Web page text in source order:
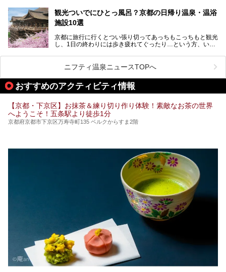
ウナを楽しみましょう！
地元の方はもちろん、旅先としても人気の京都。
観光のついでに岩盤浴のある温泉に浸かってリフレッシュす
今回は京都にある岩盤浴のある施設をピックアップしてご紹
観光ついでにひとっ風呂？京都の日帰り温泉・温浴
施設10選
京都に旅行に行くとつい張り切ってあっちもこっちもと観光
し、1日の終わりには歩き疲れてぐったり…という方、いま
そんな疲れた身体には温泉です！京都には、市内にも郊外に
も素晴らしい温泉がたくさんあります。そこで、日帰り利用
できるおすすめの温泉・温浴施設をまとめてみました。
ニフティ温泉ニュースTOPへ
おすすめのアクティビティ情報
【京都・下京区】お抹茶＆練り切り作り体験！素敵なお茶の世界
へようこそ！五条駅より徒歩1分
京都府京都市下京区万寿寺町135 ベルクからすま2階